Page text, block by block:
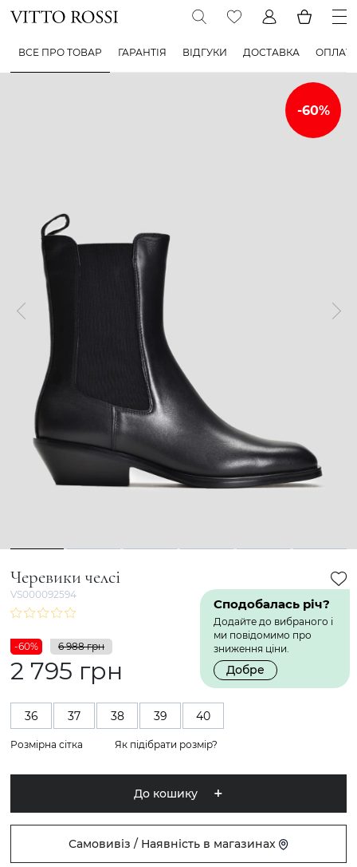
ВСЕ ПРО ТОВАР ГАРАНТІЯ ВІДГУКИ ДОСТАВКА
1 2 3 4 5 6
Черевики челсі
VS000092594
Сподобалась річ?
Додайте до вибраного і
ми повідомимо про
зниження ціни.
Добре
-60% 6 988 грн
2 795 грн
36 37 38 39 40
Розмірна сітка Як підібрати розмір?
До кошику
Самовивіз / Наявність в магазинах